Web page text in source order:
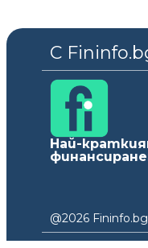
С
Най-
@2026